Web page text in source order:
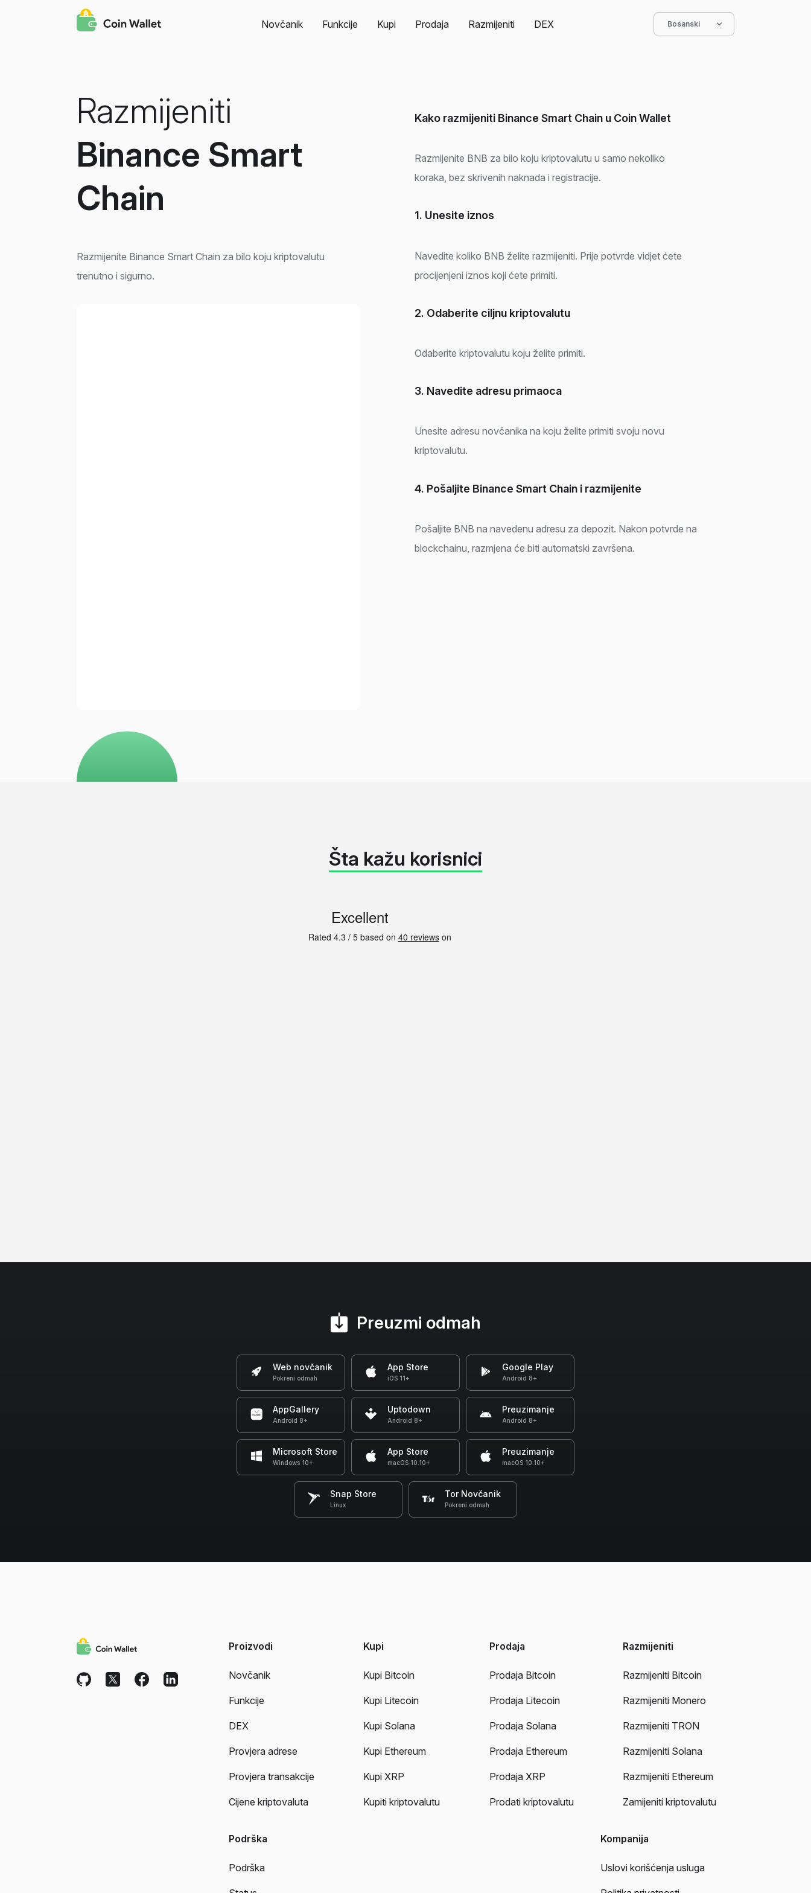
Novčanik Funkcije Kupi Prodaja Razmijeniti DEX Bosanski
Razmijeniti
Binance Smart
Chain
Razmijenite Binance Smart Chain za bilo koju kriptovalutu
trenutno i sigurno.
Kako razmijeniti Binance Smart Chain u Coin Wallet
Razmijenite BNB za bilo koju kriptovalutu u samo nekoliko
koraka, bez skrivenih naknada i registracije.
1. Unesite iznos
Navedite koliko BNB želite razmijeniti. Prije potvrde vidjet ćete
procijenjeni iznos koji ćete primiti.
2. Odaberite ciljnu kriptovalutu
Odaberite kriptovalutu koju želite primiti.
3. Navedite adresu primaoca
Unesite adresu novčanika na koju želite primiti svoju novu
kriptovalutu.
4. Pošaljite Binance Smart Chain i razmijenite
Pošaljite BNB na navedenu adresu za depozit. Nakon potvrde na
blockchainu, razmjena će biti automatski završena.
Šta kažu korisnici
Preuzmi odmah
Web novčanik
Pokreni odmah
App Store
iOS 11+
Google Play
Android 8+
AppGallery
Android 8+
Uptodown
Android 8+
Preuzimanje
Android 8+
Microsoft Store
Windows 10+
App Store
macOS 10.10+
Preuzimanje
macOS 10.10+
Snap Store
Linux
Tor Novčanik
Pokreni odmah
Proizvodi
Novčanik
Funkcije
DEX
Provjera adrese
Provjera transakcije
Cijene kriptovaluta
Kupi
Kupi Bitcoin
Kupi Litecoin
Kupi Solana
Kupi Ethereum
Kupi XRP
Kupiti kriptovalutu
Prodaja
Prodaja Bitcoin
Prodaja Litecoin
Prodaja Solana
Prodaja Ethereum
Prodaja XRP
Prodati kriptovalutu
Razmijeniti
Razmijeniti Bitcoin
Razmijeniti Monero
Razmijeniti TRON
Razmijeniti Solana
Razmijeniti Ethereum
Zamijeniti kriptovalutu
Podrška
Podrška
Kompanija
Uslovi korišćenja usluga